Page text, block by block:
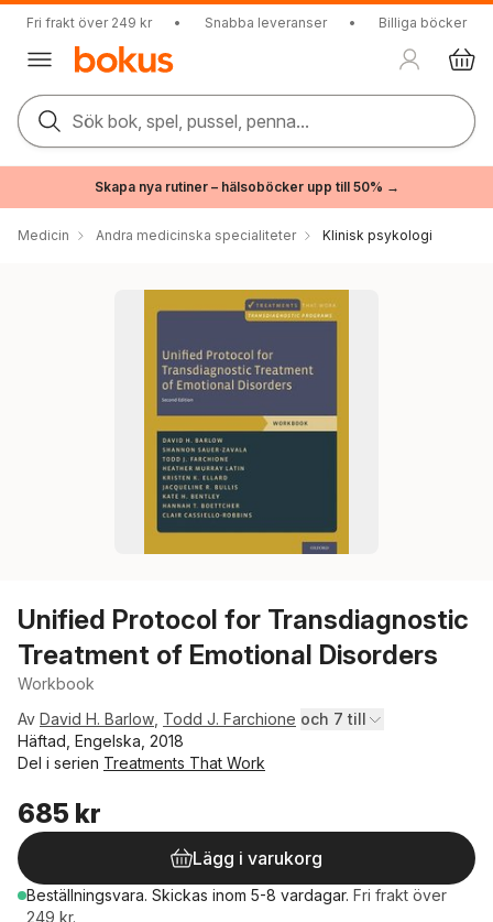
Fri frakt över 249 kr • Snabba leveranser • Billiga böcker
Sök bok, spel, pussel, penna...
Skapa nya rutiner – hälsoböcker upp till 50% →
Medicin Andra medicinska specialiteter Klinisk psykologi
Unified Protocol for Transdiagnostic
Treatment of Emotional Disorders
Workbook
Av David H. Barlow Todd J. Farchione och 7 till
Häftad, Engelska, 2018
Del i serien Treatments That Work
685 kr
Lägg i varukorg
Beställningsvara. Skickas inom 5-8 vardagar. Fri frakt över
249 kr.